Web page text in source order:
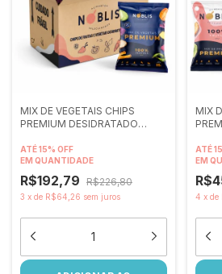
MIX DE VEGETAIS CHIPS
PREMIUM DESIDRATADO
ATÉ 15% OFF
EM QUANTIDADE
R$192,79 R$226,80
3 x de R$64,26 sem juros
MIX
ATÉ
EM
4 x de